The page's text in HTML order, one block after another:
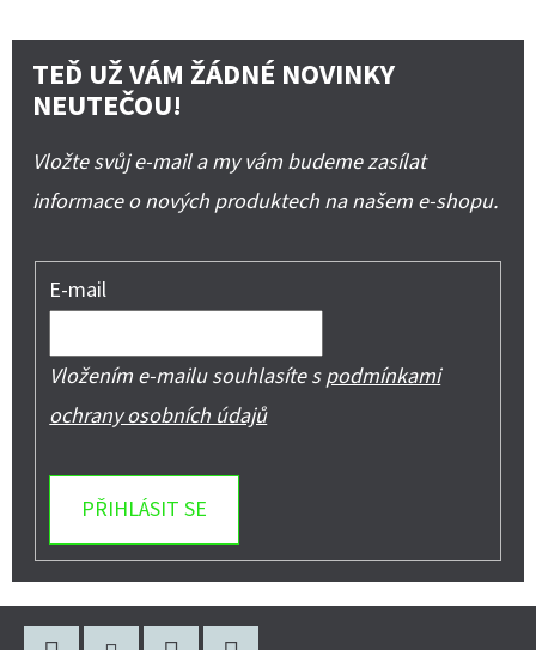
TEĎ UŽ VÁM ŽÁDNÉ NOVINKY
NEUTEČOU!
Vložte svůj e-mail a my vám budeme zasílat
informace o nových produktech na našem e-shopu.
E-mail
Vložením e-mailu souhlasíte spodmínkami
ochrany osobních údajů
PŘIHLÁSIT SE